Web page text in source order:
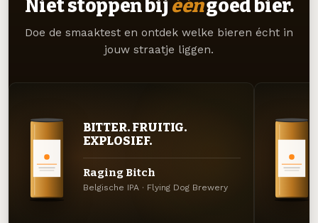
Niet stoppen bij ééngoed bier.
Doe de smaaktest en ontdek welke bieren écht in
jouw straatje liggen.
BITTER. FRUITIG.
EXPLOSIEF.
Raging Bitch
Belgische IPA · Flying Dog Brewery